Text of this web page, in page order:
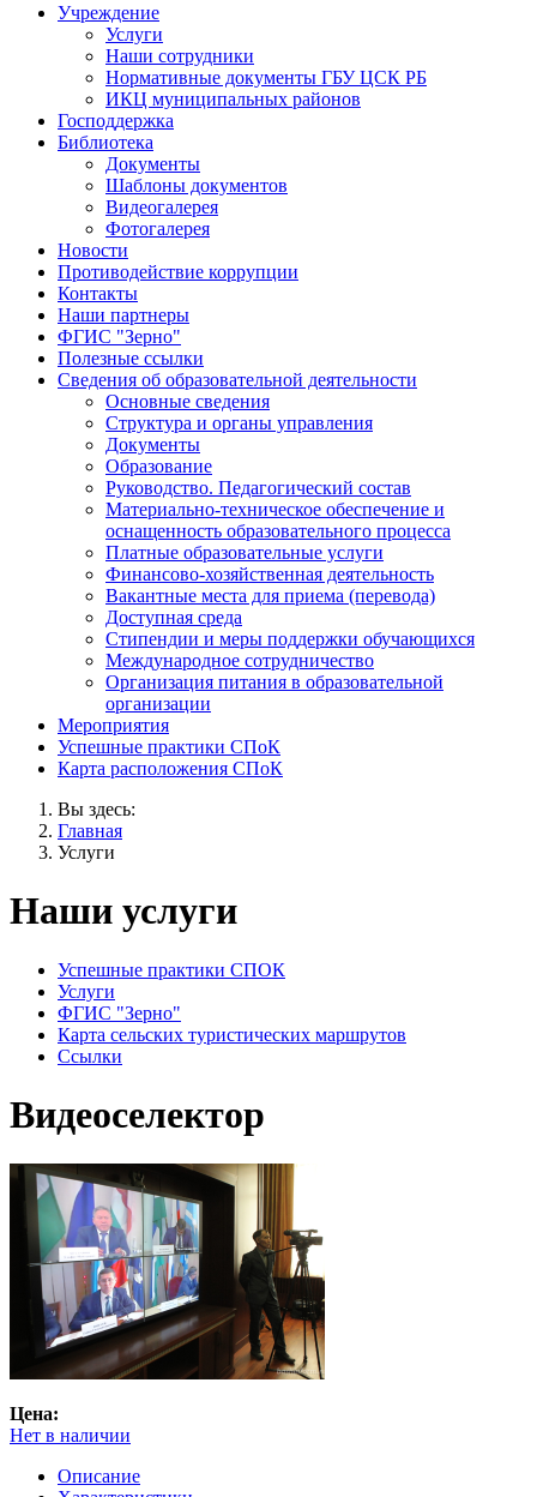
Учреждение
Услуги
Наши сотрудники
Нормативные документы ГБУ ЦСК РБ
ИКЦ муниципальных районов
Господдержка
Библиотека
Документы
Шаблоны документов
Видеогалерея
Фотогалерея
Новости
Противодействие коррупции
Контакты
Наши партнеры
ФГИС "Зерно"
Полезные ссылки
Сведения об образовательной деятельности
Основные сведения
Структура и органы управления
Документы
Образование
Руководство. Педагогический состав
Материально-техническое обеспечение и
оснащенность образовательного процесса
Платные образовательные услуги
Финансово-хозяйственная деятельность
Вакантные места для приема (перевода)
Доступная среда
Стипендии и меры поддержки обучающихся
Международное сотрудничество
Организация питания в образовательной
организации
Мероприятия
Успешные практики СПоК
Карта расположения СПоК
Вы здесь:
Главная
Услуги
Наши услуги
Успешные практики СПОК
Услуги
ФГИС "Зерно"
Карта сельских туристических маршрутов
Ссылки
Видеоселектор
Цена:
Нет в наличии
Описание